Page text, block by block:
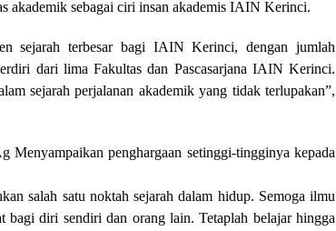
akademik sebagai ciri insan akademis IAIN Kerinci.
sejarah terbesar bagi IAIN Kerinci, dengan jumlah
dari lima Fakultas dan Pascasarjana IAIN Kerinci.
sejarah perjalanan akademik yang tidak terlupakan”,
penghargaan setinggi-tingginya kepada
salah satu noktah sejarah dalam hidup. Semoga ilmu
bagi diri sendiri dan orang lain. Tetaplah belajar hingga